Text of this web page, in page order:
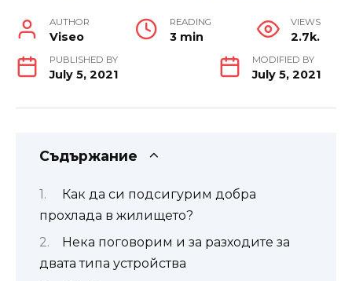
AUTHOR
Viseo
READING
3 min
VIEWS
2.7k.
PUBLISHED BY
July 5, 2021
MODIFIED BY
July 5, 2021
Съдържание
Как да си подсигурим добра
прохлада в жилището?
Нека поговорим и за разходите за
двата типа устройства